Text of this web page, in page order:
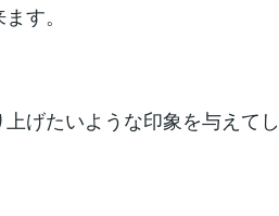
す。
げたいような印象を与えて